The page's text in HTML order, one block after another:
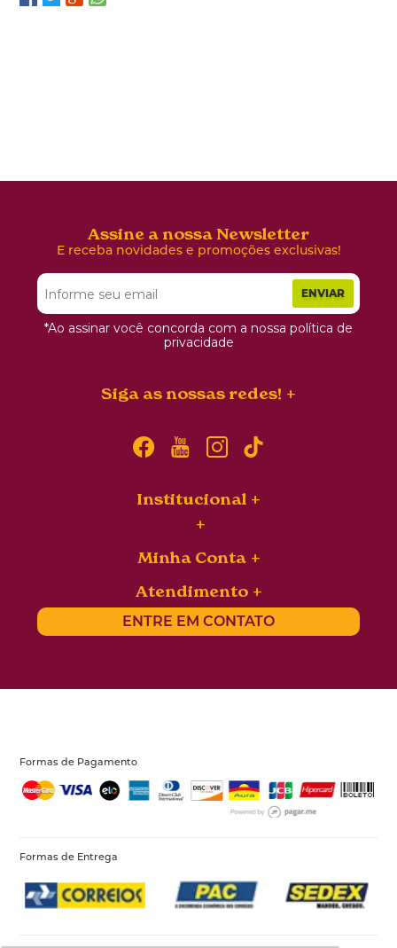
Assine a nossa Newsletter
E receba novidades e promoções exclusivas!
ENVIAR
*Ao assinar você concorda com a nossa política de
privacidade
Siga as nossas redes!
Institucional
Minha Conta
Atendimento
ENTRE EM CONTATO
Formas de Pagamento
Formas de Entrega